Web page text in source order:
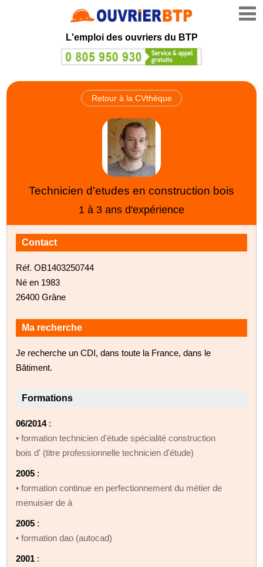
L'emploi des ouvriers du BTP
Retour à la CVthèque
Technicien d'etudes en construction bois
1 à 3 ans d'expérience
Contact
Réf. OB1403250744
Né en 1983
26400 Grâne
Ma recherche
Je recherche un CDI, dans toute la France, dans le
Bâtiment.
Formations
06/2014:
• formation technicien d'étude spécialité construction
bois d' (titre professionnelle technicien d'étude)
2005 :
• formation continue en perfectionnement du métier de
menuisier de à
2005 :
• formation dao (autocad)
2001 :